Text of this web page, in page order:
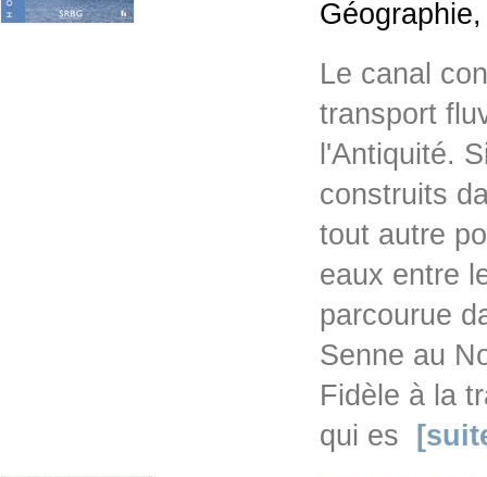
Le canal
transport
l'Antiquité.
construits
tout autre
eaux entre
parcourue
Senne au
Fidèle à la
qui es